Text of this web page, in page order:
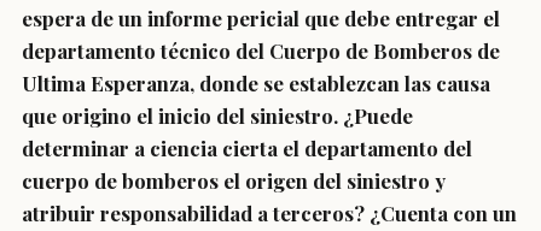
espera de un informe pericial que debe entregar el
departamento técnico del Cuerpo de Bomberos de
Ultima Esperanza, donde se establezcan las causa
que origino el inicio del siniestro. ¿Puede
determinar a ciencia cierta el departamento del
cuerpo de bomberos el origen del siniestro y
atribuir responsabilidad a terceros? ¿Cuenta con un